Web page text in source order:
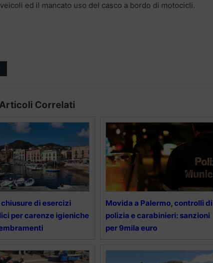
ed il mancato uso del casco a bordo di motocicli.
Articoli Correlati
chiusure di esercizi
per carenze igieniche
Movida a Palermo, controlli di
polizia e carabinieri: sanzioni
per 9mila euro